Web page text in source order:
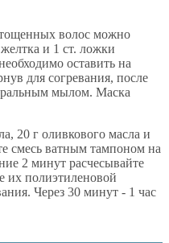
волос можно
и 1 ст. ложки
оставить на
для согревания, после
мылом. Маска
20 г оливкового масла и
смесь ватным тампоном на
2 минут расчесывайте
их полиэтиленовой
Через 30 минут - 1 час